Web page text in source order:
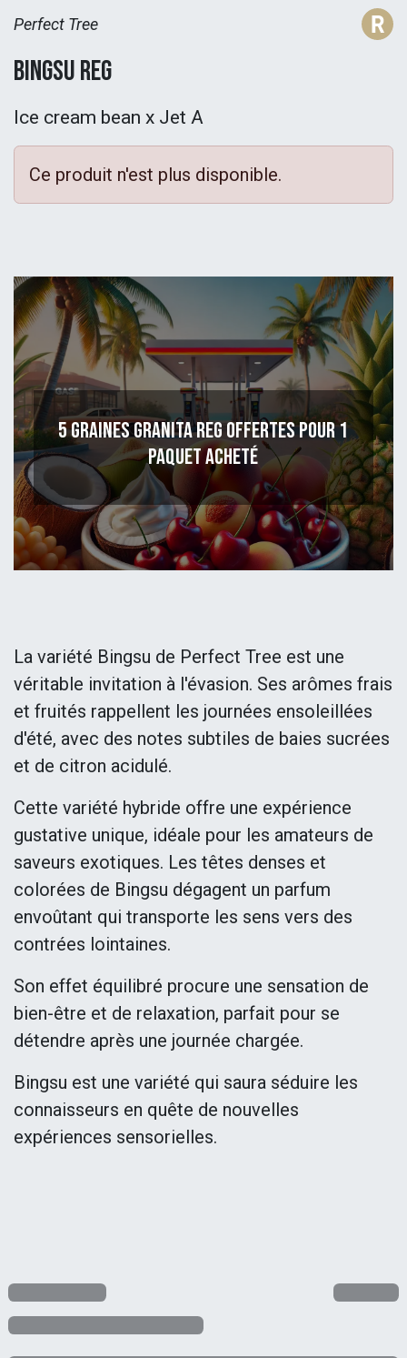
Perfect Tree
Bingsu Reg
Ice cream bean x Jet A
Ce produit n'est plus disponible.
5 graines Granita Reg offertes pour 1
paquet acheté
La variété Bingsu de Perfect Tree est une
véritable invitation à l'évasion. Ses arômes frais
et fruités rappellent les journées ensoleillées
d'été, avec des notes subtiles de baies sucrées
et de citron acidulé.
Cette variété hybride offre une expérience
gustative unique, idéale pour les amateurs de
saveurs exotiques. Les têtes denses et
colorées de Bingsu dégagent un parfum
envoûtant qui transporte les sens vers des
contrées lointaines.
Son effet équilibré procure une sensation de
bien-être et de relaxation, parfait pour se
détendre après une journée chargée.
Bingsu est une variété qui saura séduire les
connaisseurs en quête de nouvelles
expériences sensorielles.